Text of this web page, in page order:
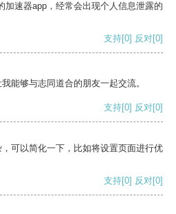
加速器app，经常会出现个人信息泄露的
支持[0] 反对[0]
能够与志同道合的朋友一起交流。
支持[0] 反对[0]
可以简化一下，比如将设置页面进行优
支持[0] 反对[0]